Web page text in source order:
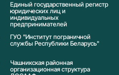
Единый государственный регистр
юридических лиц и
индивидуальных
предпринимателей
ГУО "Институт пограничной
службы Республики Беларусь"
Чашникская районная
организационная структура